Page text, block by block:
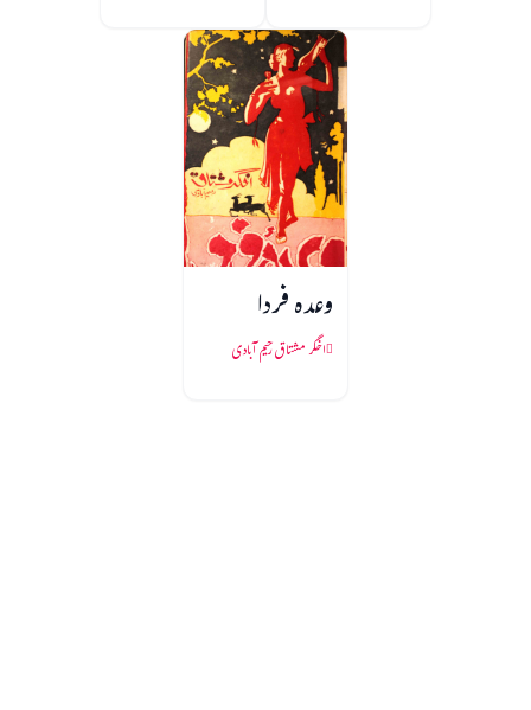
وعدہ فردا
اخگر مشتاق رحیم آبادی